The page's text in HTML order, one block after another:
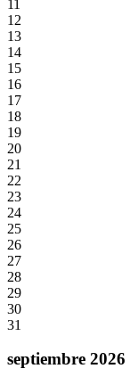
11
12
13
14
15
16
17
18
19
20
21
22
23
24
25
26
27
28
29
30
31
septiembre 2026